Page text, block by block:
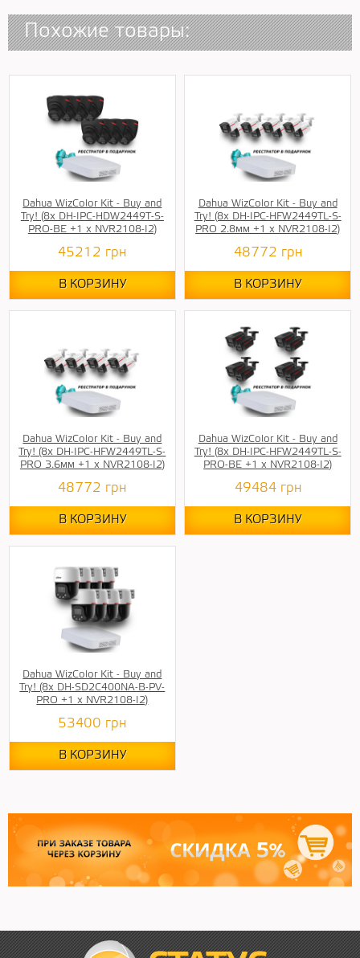
Похожие товары:
Dahua WizColor Kit - Buy and
Try! (8х DH-IPC-HDW2449T-S-
PRO-BE +1 х NVR2108-I2)
45212 грн
В КОРЗИНУ
Dahua WizColor Kit - Buy and
Try! (8х DH-IPC-HFW2449TL-S-
PRO 2.8мм +1 х NVR2108-I2)
48772 грн
В КОРЗИНУ
Dahua WizColor Kit - Buy and
Try! (8х DH-IPC-HFW2449TL-S-
PRO 3.6мм +1 х NVR2108-I2)
48772 грн
В КОРЗИНУ
Dahua WizColor Kit - Buy and
Try! (8х DH-IPC-HFW2449TL-S-
PRO-BE +1 х NVR2108-I2)
49484грн
В КОРЗИНУ
Dahua WizColor Kit - Buy and
Try! (8х DH-SD2C400NA-B-PV-
PRO +1 х NVR2108-I2)
53400 грн
В КОРЗИНУ